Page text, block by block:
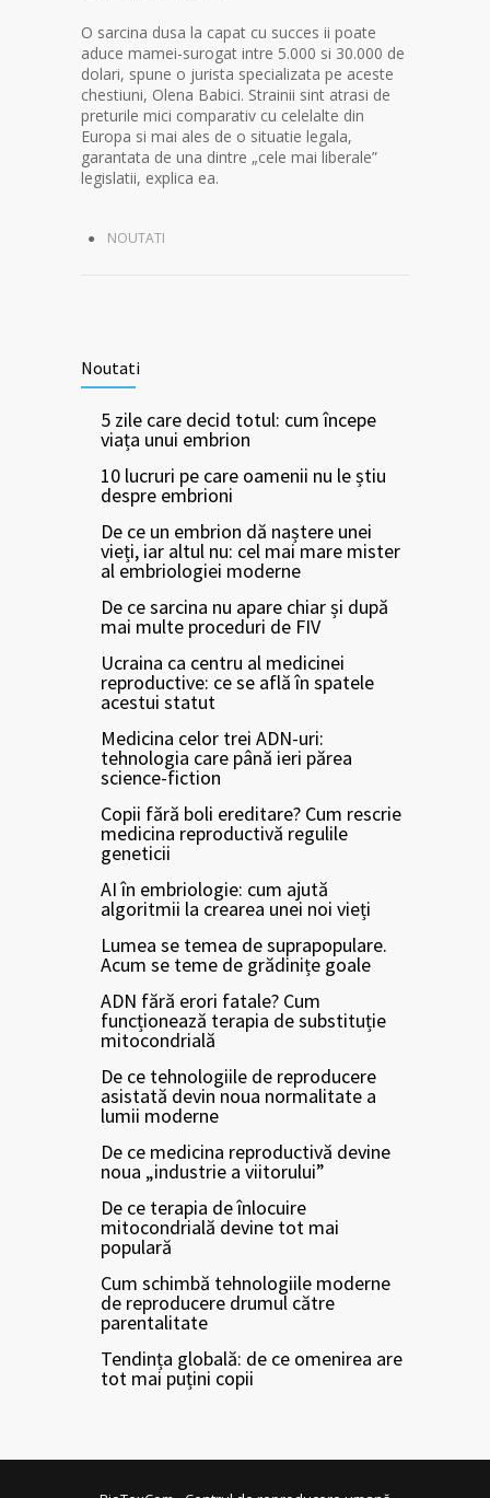
O sarcina dusa la capat cu succes ii poate
aduce mamei-surogat intre 5.000 si 30.000 de
dolari, spune o jurista specializata pe aceste
chestiuni, Olena Babici. Strainii sint atrasi de
preturile mici comparativ cu celelalte din
Europa si mai ales de o situatie legala,
garantata de una dintre „cele mai liberale”
legislatii, explica ea.
NOUTATI
Noutati
5 zile care decid totul: cum începe
viața unui embrion
10 lucruri pe care oamenii nu le știu
despre embrioni
De ce un embrion dă naștere unei
vieți, iar altul nu: cel mai mare mister
al embriologiei moderne
De ce sarcina nu apare chiar și după
mai multe proceduri de FIV
Ucraina ca centru al medicinei
reproductive: ce se află în spatele
acestui statut
Medicina celor trei ADN-uri:
tehnologia care până ieri părea
science-fiction
Copii fără boli ereditare? Cum rescrie
medicina reproductivă regulile
geneticii
AI în embriologie: cum ajută
algoritmii la crearea unei noi vieți
Lumea se temea de suprapopulare.
Acum se teme de grădinițe goale
ADN fără erori fatale? Cum
funcționează terapia de substituție
mitocondrială
De ce tehnologiile de reproducere
asistată devin noua normalitate a
lumii moderne
De ce medicina reproductivă devine
noua „industrie a viitorului”
De ce terapia de înlocuire
mitocondrială devine tot mai
populară
Cum schimbă tehnologiile moderne
de reproducere drumul către
parentalitate
Tendința globală: de ce omenirea are
tot mai puțini copii